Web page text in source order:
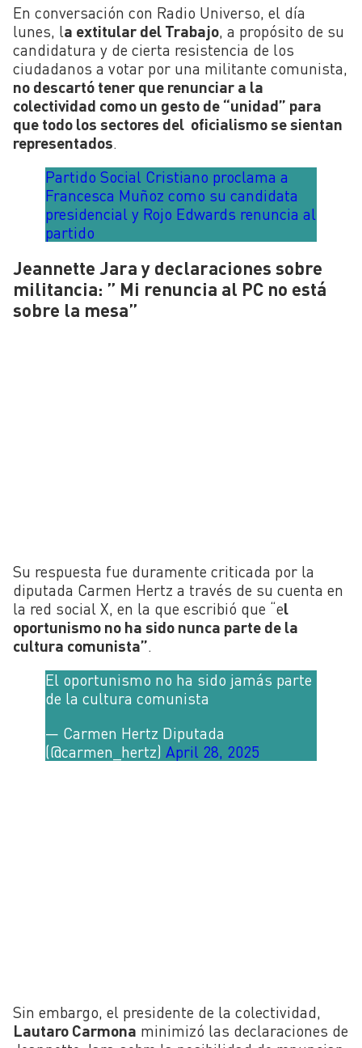
En conversación con Radio Universo, el día
lunes, la extitular del Trabajo, a propósito de su
candidatura y de cierta resistencia de los
ciudadanos a votar por una militante comunista,
no descartó tener que renunciar a la
colectividad como un gesto de “unidad” para
que todo los sectores del oficialismo se sientan
representados.
Partido Social Cristiano proclama a
Francesca Muñoz como su candidata
presidencial y Rojo Edwards renuncia al
partido
Jeannette Jara y declaraciones sobre
militancia: ” Mi renuncia al PC no está
sobre la mesa”
Su respuesta fue duramente criticada por la
diputada Carmen Hertz a través de su cuenta en
la red social X, en la que escribió que “el
oportunismo no ha sido nunca parte de la
cultura comunista”.
El oportunismo no ha sido jamás parte
de la cultura comunista
— Carmen Hertz Diputada
(@carmen_hertz) April 28, 2025
Sin embargo, el presidente de la colectividad,
Lautaro Carmona minimizó las declaraciones de